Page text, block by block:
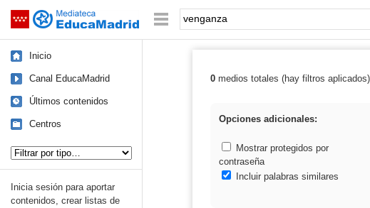
Saltar navegación Palabra o frase:
Inicio
Canal EducaMadrid
Últimos contenidos
Centros
Inicia sesión para aportar
contenidos, crear listas de
Resultados de:
0medios totales (hay filtros aplicados)
Opciones adicionales:
Mostrar protegidos por
contraseña
Incluir palabras similares